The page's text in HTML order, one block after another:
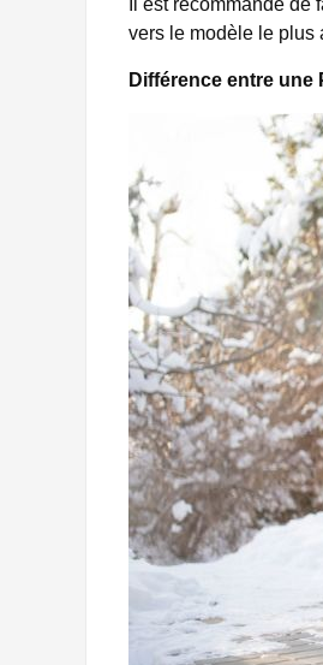
Il est recommandé
vers le modèle le plus
Différence entre une